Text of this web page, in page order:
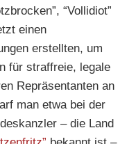
“Vollidiot”
einen
erstellten, um
für straffreie, legale
Repräsentanten an
man etwa bei der
– die Land